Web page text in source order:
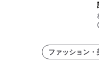
ファッション・